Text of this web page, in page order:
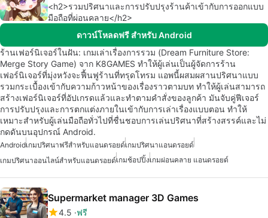
<h2>รวมปริศนาและการปรับปรุงร้านค้าเข้ากับการออกแบบ
มือถือที่ผ่อนคลาย</h2>
ดาวน์โหลดฟรี สำหรับ Android
ร้านเฟอร์นิเจอร์ในฝัน: เกมเล่าเรื่องการรวม (Dream Furniture Store:
Merge Story Game) จาก K8GAMES ทำให้ผู้เล่นเป็นผู้จัดการร้าน
เฟอร์นิเจอร์ที่มุ่งหวังจะฟื้นฟูร้านที่ทรุดโทรม แอพนี้ผสมผสานปริศนาแบบ
รวมกระเบื้องเข้ากับความก้าวหน้าของเรื่องราวตามบท ทำให้ผู้เล่นสามารถ
สร้างเฟอร์นิเจอร์ที่อัปเกรดแล้วและทำตามคำสั่งของลูกค้า มันจับคู่ฟีเจอร์
การปรับปรุงและการตกแต่งภายในเข้ากับการเล่าเรื่องแบบตอน ทำให้
เหมาะสำหรับผู้เล่นมือถือทั่วไปที่ชื่นชอบการเล่นปริศนาที่สร้างสรรค์และไม่
กดดันบนอุปกรณ์ Android.
Androidเกมปริศนาฟรีสำหรับแอนดรอยด์เกมปริศนาแอนดรอยด์
เกมปริศนาออนไลน์สำหรับแอนดรอยด์เกมช้อปปิ้งเกมผ่อนคลาย แอนดรอยด์
Supermarket manager 3D Games
4.5 ฟรี